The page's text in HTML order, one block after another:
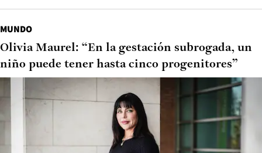
MUNDO
Olivia Maurel: “En la gestación subrogada, un
niño puede tener hasta cinco progenitores”